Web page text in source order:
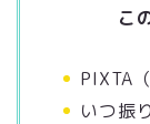
こ
PIXTA
いつ振